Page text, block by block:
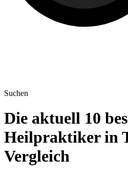
Suchen
Die aktuell 10
Heilpraktiker in
Vergleich